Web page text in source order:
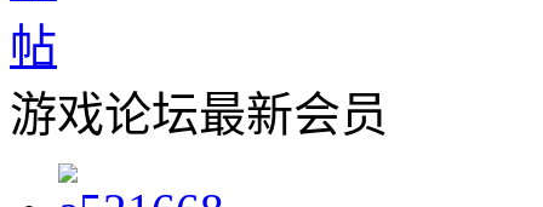
游戏论坛最新会员